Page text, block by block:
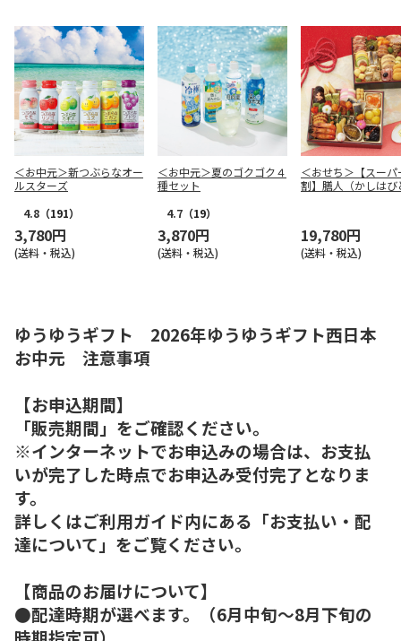
＜お中元＞新つぶらなオー
ルスターズ
4.8 （191）
3,780円
(送料・税込)
＜お中元＞夏のゴクゴク４
種セット
4.7 （19）
3,870円
(送料・税込)
＜おせち＞【スーパ
割】膳人（かしは
19,780円
(送料・税込)
ゆうゆうギフト 2026年ゆうゆうギフト西日本
お中元 注意事項
【お申込期間】
「販売期間」をご確認ください。
※インターネットでお申込みの場合は、お支払
いが完了した時点でお申込み受付完了となりま
す。
詳しくはご利用ガイド内にある「お支払い・配
達について」をご覧ください。
【商品のお届けについて】
●配達時期が選べます。（6月中旬～8月下旬の